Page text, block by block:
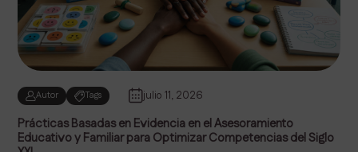
Autor Tags julio 11, 2026
Prácticas Basadas en Evidencia en el Asesoramiento
Educativo y Familiar para Optimizar Competencias del Siglo